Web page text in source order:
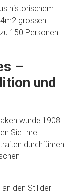
historischem
grossen
150 Personen
–
und
wurde 1908
Sie Ihre
durchführen.
den Stil der